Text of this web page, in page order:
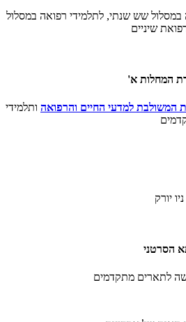
במסלול שש שנתי, לתלמידי רפואה במסלול
שיניים
המחלות א'
המשולבת למדעי החיים והרפואה ותלמידי
יורק
הסרטני
לתארים מתקדמים